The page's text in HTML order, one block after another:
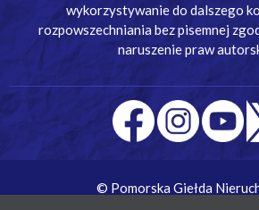
wykorzystywanie do dalszego
rozpowszechniania bez pisemnej
naruszenie praw
© Pomorska Giełda